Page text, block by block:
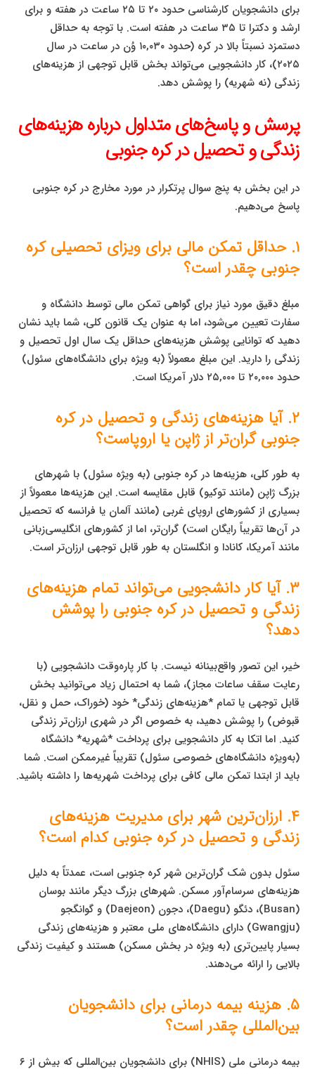
برای دانشجویان کارشناسی حدود ۲۰ تا ۲۵ ساعت در هفته و برای
ارشد و دکترا تا ۳۵ ساعت در هفته است. با توجه به حداقل
دستمزد نسبتاً بالا در کره (حدود ۱۰,۰۳۰ وُن در ساعت در سال
۲۰۲۵)، کار دانشجویی می‌تواند بخش قابل توجهی از هزینه‌های
زندگی (نه شهریه) را پوشش دهد.
پرسش و پاسخ‌های متداول درباره هزینه‌های
زندگی و تحصیل در کره جنوبی
در این بخش به پنج سوال پرتکرار در مورد مخارج در کره جنوبی
پاسخ می‌دهیم.
۱. حداقل تمکن مالی برای ویزای تحصیلی کره
جنوبی چقدر است؟
مبلغ دقیق مورد نیاز برای گواهی تمکن مالی توسط دانشگاه و
سفارت تعیین می‌شود، اما به عنوان یک قانون کلی، شما باید نشان
دهید که توانایی پوشش هزینه‌های حداقل یک سال اول تحصیل و
زندگی را دارید. این مبلغ معمولاً (به ویژه برای دانشگاه‌های سئول)
حدود ۲۰,۰۰۰ تا ۲۵,۰۰۰ دلار آمریکا است.
۲. آیا هزینه‌های زندگی و تحصیل در کره
جنوبی گران‌تر از ژاپن یا اروپاست؟
به طور کلی، هزینه‌ها در کره جنوبی (به ویژه سئول) با شهرهای
بزرگ ژاپن (مانند توکیو) قابل مقایسه است. این هزینه‌ها معمولاً از
بسیاری از کشورهای اروپای غربی (مانند آلمان یا فرانسه که تحصیل
در آن‌ها تقریباً رایگان است) گران‌تر، اما از کشورهای انگلیسی‌زبانی
مانند آمریکا، کانادا و انگلستان به طور قابل توجهی ارزان‌تر است.
۳. آیا کار دانشجویی می‌تواند تمام هزینه‌های
زندگی و تحصیل در کره جنوبی را پوشش
دهد؟
خیر، این تصور واقع‌بینانه نیست. با کار پاره‌وقت دانشجویی (با
رعایت سقف ساعات مجاز)، شما به احتمال زیاد می‌توانید بخش
قابل توجهی یا تمام *هزینه‌های زندگی* خود (خوراک، حمل و نقل،
قبوض) را پوشش دهید، به خصوص اگر در شهری ارزان‌تر زندگی
کنید. اما اتکا به کار دانشجویی برای پرداخت *شهریه* دانشگاه
(به‌ویژه دانشگاه‌های خصوصی سئول) تقریباً غیرممکن است. شما
باید از ابتدا تمکن مالی کافی برای پرداخت شهریه‌ها را داشته باشید.
۴. ارزان‌ترین شهر برای مدیریت هزینه‌های
زندگی و تحصیل در کره جنوبی کدام است؟
سئول بدون شک گران‌ترین شهر کره جنوبی است، عمدتاً به دلیل
هزینه‌های سرسام‌آور مسکن. شهرهای بزرگ دیگر مانند بوسان
(Busan)، دئگو (Daegu)، دجون (Daejeon) و گوانگجو
(Gwangju) دارای دانشگاه‌های ملی معتبر و هزینه‌های زندگی
بسیار پایین‌تری (به ویژه در بخش مسکن) هستند و کیفیت زندگی
بالایی را ارائه می‌دهند.
۵. هزینه بیمه درمانی برای دانشجویان
بین‌المللی چقدر است؟
بیمه درمانی ملی (NHIS) برای دانشجویان بین‌المللی که بیش از ۶